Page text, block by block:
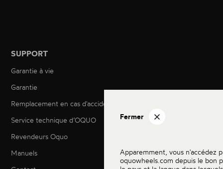
SUPPORT
Garantie à vie
Garantie
Remplacement en cas d'accident
Service technique d’OQUO
Revendeurs Oquo
Manuels
Fermer
Apparemment, vous n'accédez
oquowheels.com depuis le bon